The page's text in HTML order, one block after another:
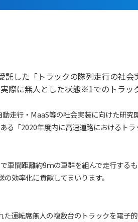
した「トラックの隊列走行の社
際に無人とした状態※1でのトラッ
走行・MaaS等の社会実装に向けた研
「2020年度内に高速道路におけるト
間距離約9ｍの車群を組んで走行する
効率化に貢献してまいります。
運転席無人の複数台の トラックを電子